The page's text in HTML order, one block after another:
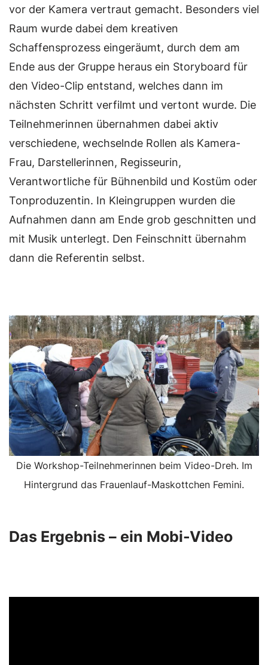
vor der Kamera vertraut gemacht. Besonders viel
Raum wurde dabei dem kreativen
Schaffensprozess eingeräumt, durch dem am
Ende aus der Gruppe heraus ein Storyboard für
den Video-Clip entstand, welches dann im
nächsten Schritt verfilmt und vertont wurde. Die
Teilnehmerinnen übernahmen dabei aktiv
verschiedene, wechselnde Rollen als Kamera-
Frau, Darstellerinnen, Regisseurin,
Verantwortliche für Bühnenbild und Kostüm oder
Tonproduzentin. In Kleingruppen wurden die
Aufnahmen dann am Ende grob geschnitten und
mit Musik unterlegt. Den Feinschnitt übernahm
dann die Referentin selbst.
Die Workshop-Teilnehmerinnen beim Video-Dreh. Im
Hintergrund das Frauenlauf-Maskottchen Femini.
Das Ergebnis – ein Mobi-Video